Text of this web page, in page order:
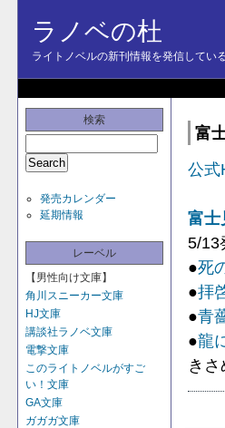
ラノベの杜
ライトノベルの新刊情報を発信してい
検索
発売カレンダー
延期情報
レーベル
【男性向け文庫】
角川スニーカー文庫
HJ文庫
講談社ラノベ文庫
電撃文庫
このライトノベルがすご
い！文庫
GA文庫
ガガガ文庫
富
公式
富士
5/13
●死
●拝
●青
●龍
きさ